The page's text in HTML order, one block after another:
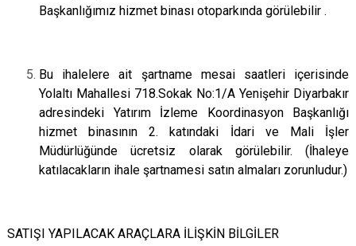
Başkanlığımız hizmet binası otoparkında görülebilir .
Bu ihalelere ait şartname mesai saatleri içerisinde
Yolaltı Mahallesi 718.Sokak No:1/A Yenişehir Diyarbakır
adresindeki Yatırım İzleme Koordinasyon Başkanlığı
hizmet binasının 2. katındaki İdari ve Mali İşler
Müdürlüğünde ücretsiz olarak görülebilir. (İhaleye
katılacakların ihale şartnamesi satın almaları zorunludur.)
SATIŞI YAPILACAK ARAÇLARA İLİŞKİN BİLGİLER